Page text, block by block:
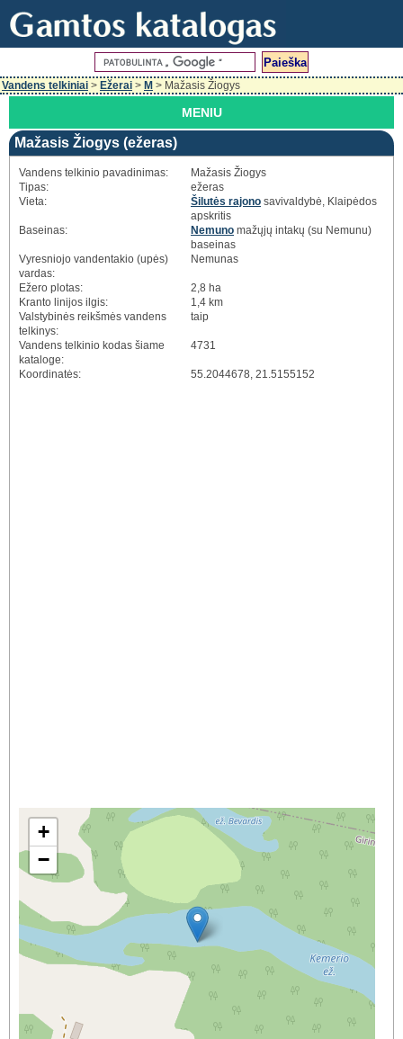
Vandens telkiniai > Ežerai > M > Mažasis Žiogys
MENIU
Mažasis Žiogys (ežeras)
Vandens telkinio pavadinimas:
Mažasis Žiogys
Tipas:
ežeras
Vieta:
Šilutės rajono savivaldybė, Klaipėdos
apskritis
Baseinas:
Nemuno mažųjų intakų (su Nemunu)
baseinas
Vyresniojo vandentakio (upės)
vardas:
Nemunas
Ežero plotas:
2,8 ha
Kranto linijos ilgis:
1,4 km
Valstybinės reikšmės vandens
telkinys:
taip
Vandens telkinio kodas šiame
kataloge:
4731
Koordinatės: 55.2044678, 21.5155152
+
−